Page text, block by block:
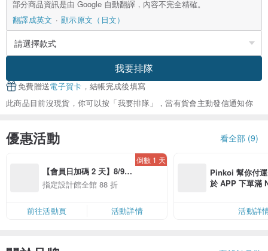
部分商品資訊是由 Google 自動翻譯，內容不完全精確。
翻譯成英文
顯示原文（日文）
我要排隊
免費贈送電子賀卡 ，結帳完成後填寫
此商品目前沒現貨，你可以按「我要排隊」，當有貨會主動發信通知你
優惠活動 看全部 (9)
【會員日加碼 2 天】8/9-
8/10 精選設計限定 88 折
指定設計館全館 88 折
倒數 1 天
前往活動頁 活動詳情
Pinkoi 幫你付
於 APP 下單滿
活動詳